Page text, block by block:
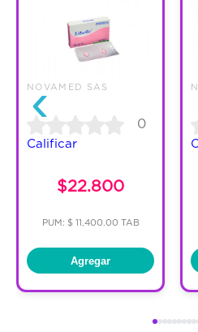
‹
NOVAMED SAS
0
Calificar
$22.800
PUM: $ 11,400.00 TAB
Agregar